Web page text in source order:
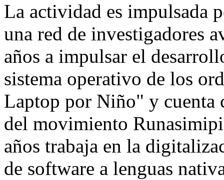
La actividad es impulsada
una red de investigadores
años a impulsar el
sistema operativo de los
Laptop por Niño" y cuenta
del movimiento
años trabaja en la
de software a lenguas